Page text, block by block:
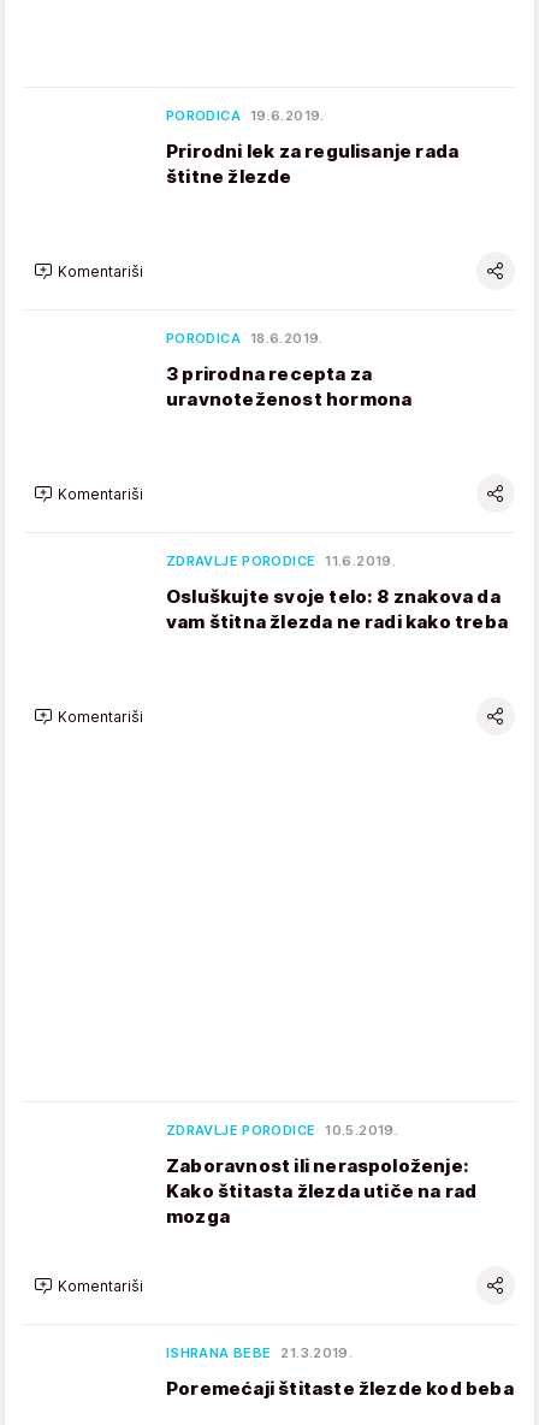
PORODICA 19.6.2019.
Prirodni lek za regulisanje rada
štitne žlezde
Komentariši
PORODICA 18.6.2019.
3 prirodna recepta za
uravnoteženost hormona
Komentariši
ZDRAVLJE PORODICE 11.6.2019.
Osluškujte svoje telo: 8 znakova da
vam štitna žlezda ne radi kako treba
Komentariši
ZDRAVLJE PORODICE 10.5.2019.
Zaboravnost ili neraspoloženje:
Kako štitasta žlezda utiče na rad
mozga
Komentariši
ISHRANA BEBE 21.3.2019.
Poremećaji štitaste žlezde kod beba